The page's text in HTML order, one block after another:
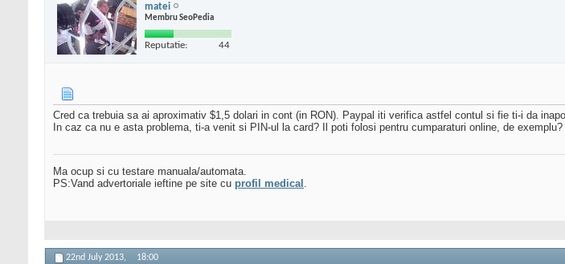
matei
Membru SeoPedia
Reputatie: 44
Cred ca trebuia sa ai aproximativ $1,5 dolari in cont (in RON). Paypal iti verifica astfel contul si fie ti-i da
In caz ca nu e asta problema, ti-a venit si PIN-ul la card? Il poti folosi pentru cumparaturi online, de exemplu?
Ma ocup si cu testare manuala/automata.
PS:Vand advertoriale ieftine pe site cu profil medical .
22nd July 2013, 18:00